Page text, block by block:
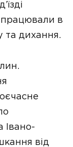
працювали в
та дихання.
Івано-
від